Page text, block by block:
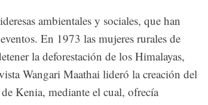
ambientales y sociales, que han
En 1973 las mujeres rurales de
la deforestación de los Himalayas,
Wangari Maathai lideró la creación del
de Kenia, mediante el cual, ofrecía